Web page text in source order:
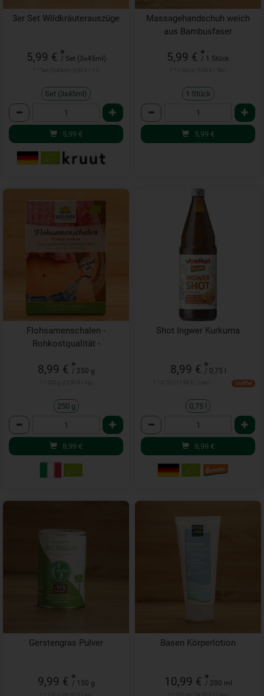
3er Set Wildkräuterauszüge
5,99 € *
/ Set (3x45ml)
Set (3x45ml)
Anzahl
5,99 €
Massagehandschuh weich
aus Bambusfaser
5,99 € *
/ 1 Stück
1 Stück
Anzahl
5,99 €
Flohsamenschalen -
Rohkostqualität -
8,99 € *
/ 250 g
250 g
Anzahl
8,99 €
Shot Ingwer Kurkuma
8,99 € *
/ 0,75 l
Staffel
0,75 l
Anzahl
8,99 €
Gerstengras Pulver
9,99 € *
/ 150 g
Basen Körperlotion
10,99 € *
/ 200 ml